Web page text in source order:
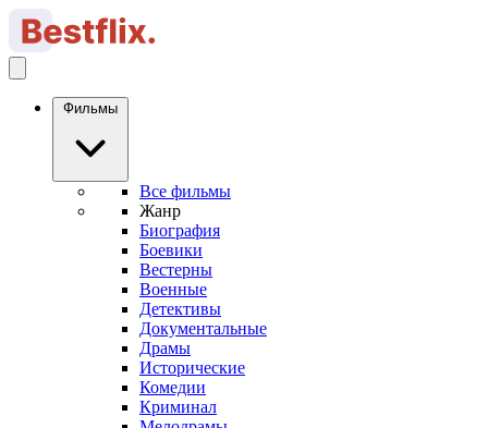
Фильмы
Все фильмы
Жанр
Биография
Боевики
Вестерны
Военные
Детективы
Документальные
Драмы
Исторические
Комедии
Криминал